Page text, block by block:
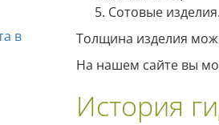
в
Сотовые изделия.
Толщина изделия
На нашем сайте вы
История